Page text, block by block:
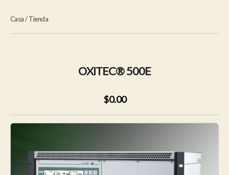
Casa/Tienda
OXITEC® 500E
$0.00